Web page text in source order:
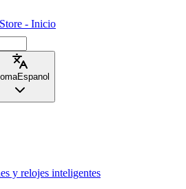
- Inicio
Espanol
y relojes inteligentes